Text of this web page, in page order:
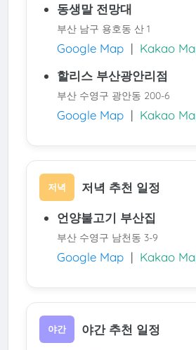
동생말 전망대
부산 남구 용호동 산 1
Google Map| Kakao
할리스 부산광안리점
부산 수영구 광안동 200-6
Google Map| Kakao
저녁 저녁 추천 일정
언양불고기 부산집
부산 수영구 남천동 3-9
Google Map| Kakao
야간 야간 추천 일정